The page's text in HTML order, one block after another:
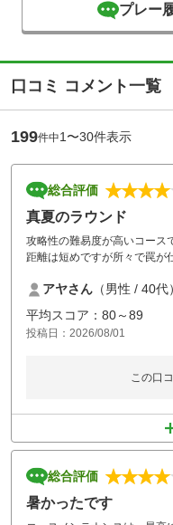
プレー
口コミ コメント一覧
199件中1〜30件表示
総合評価
真夏のラウンド
攻略性の難易度が高いコース
距離は短めですが所々で罠が
アヤさん （男性 / 40代）
平均スコア：80～89
投稿日：2026/08/01
この口
総合評価
暑かったです